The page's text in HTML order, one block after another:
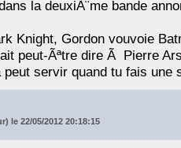
la deuxiÃ¨me bande
Knight, Gordon vouvoie
peut-Ãªtre dire Ã Pierre
servir quand tu fais une
le 22/05/2012 20:18:15